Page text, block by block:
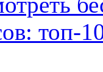
топ-